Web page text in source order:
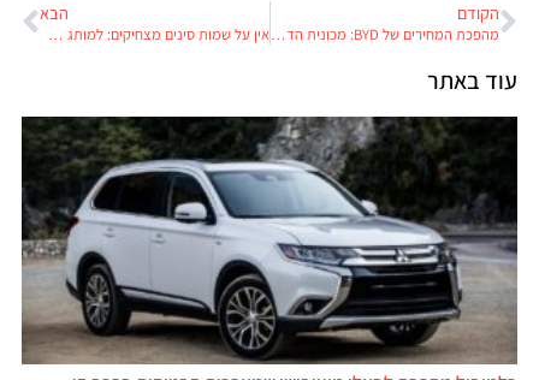
הקודם
מהפכת המחירים של BYD: מכונית הדגל מוצעת בסין תמורת 29,000-35,000 דולר בלבד
הבא
אין על שמות סינים מצחיקים: למותג הרכב החדש של שיאומי קוראים נווד שמיים
עוד באתר